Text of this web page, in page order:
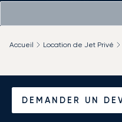
DEMANDER UN
Accueil Location de Jet Privé
Louer un Jet
Paris et